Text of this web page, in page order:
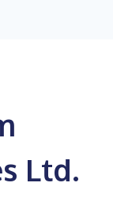
Ltd.